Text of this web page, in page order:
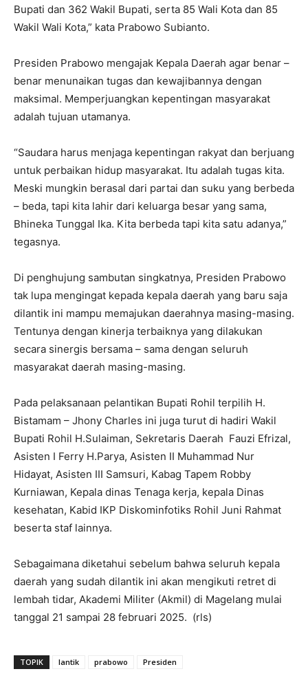
Bupati dan 362 Wakil Bupati, serta 85 Wali Kota dan 85
Wakil Wali Kota,” kata Prabowo Subianto.
Presiden Prabowo mengajak Kepala Daerah agar benar –
benar menunaikan tugas dan kewajibannya dengan
maksimal. Memperjuangkan kepentingan masyarakat
adalah tujuan utamanya.
“Saudara harus menjaga kepentingan rakyat dan berjuang
untuk perbaikan hidup masyarakat. Itu adalah tugas kita.
Meski mungkin berasal dari partai dan suku yang berbeda
– beda, tapi kita lahir dari keluarga besar yang sama,
Bhineka Tunggal Ika. Kita berbeda tapi kita satu adanya,”
tegasnya.
Di penghujung sambutan singkatnya, Presiden Prabowo
tak lupa mengingat kepada kepala daerah yang baru saja
dilantik ini mampu memajukan daerahnya masing-masing.
Tentunya dengan kinerja terbaiknya yang dilakukan
secara sinergis bersama – sama dengan seluruh
masyarakat daerah masing-masing.
Pada pelaksanaan pelantikan Bupati Rohil terpilih H.
Bistamam – Jhony Charles ini juga turut di hadiri Wakil
Bupati Rohil H.Sulaiman, Sekretaris Daerah Fauzi Efrizal,
Asisten I Ferry H.Parya, Asisten II Muhammad Nur
Hidayat, Asisten III Samsuri, Kabag Tapem Robby
Kurniawan, Kepala dinas Tenaga kerja, kepala Dinas
kesehatan, Kabid IKP Diskominfotiks Rohil Juni Rahmat
beserta staf lainnya.
Sebagaimana diketahui sebelum bahwa seluruh kepala
daerah yang sudah dilantik ini akan mengikuti retret di
lembah tidar, Akademi Militer (Akmil) di Magelang mulai
tanggal 21 sampai 28 februari 2025. (rls)
TOPIK lantik prabowo Presiden